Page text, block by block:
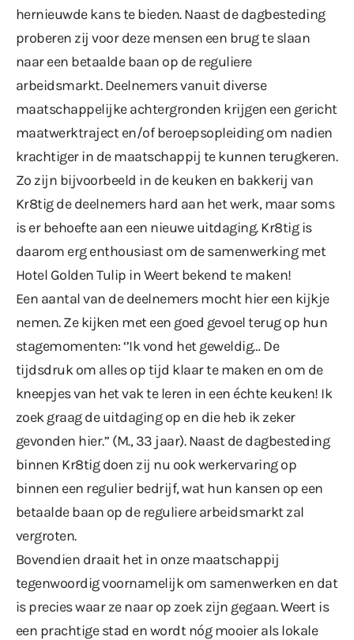
hernieuwde kans te bieden. Naast de dagbesteding
proberen zij voor deze mensen een brug te slaan
naar een betaalde baan op de reguliere
arbeidsmarkt. Deelnemers vanuit diverse
maatschappelijke achtergronden krijgen een gericht
maatwerktraject en/of beroepsopleiding om nadien
krachtiger in de maatschappij te kunnen terugkeren.
Zo zijn bijvoorbeeld in de keuken en bakkerij van
Kr8tig de deelnemers hard aan het werk, maar soms
is er behoefte aan een nieuwe uitdaging. Kr8tig is
daarom erg enthousiast om de samenwerking met
Hotel Golden Tulip in Weert bekend te maken!
Een aantal van de deelnemers mocht hier een kijkje
nemen. Ze kijken met een goed gevoel terug op hun
stagemomenten: ‘’Ik vond het geweldig… De
tijdsdruk om alles op tijd klaar te maken en om de
kneepjes van het vak te leren in een échte keuken! Ik
zoek graag de uitdaging op en die heb ik zeker
gevonden hier.’’ (M., 33 jaar). Naast de dagbesteding
binnen Kr8tig doen zij nu ook werkervaring op
binnen een regulier bedrijf, wat hun kansen op een
betaalde baan op de reguliere arbeidsmarkt zal
vergroten.
Bovendien draait het in onze maatschappij
tegenwoordig voornamelijk om samenwerken en dat
is precies waar ze naar op zoek zijn gegaan. Weert is
een prachtige stad en wordt nóg mooier als lokale